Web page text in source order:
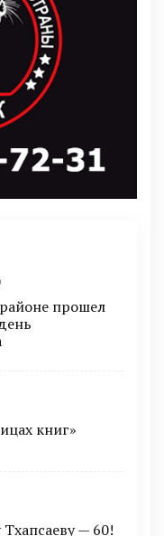
прошел
книг»
— 60!